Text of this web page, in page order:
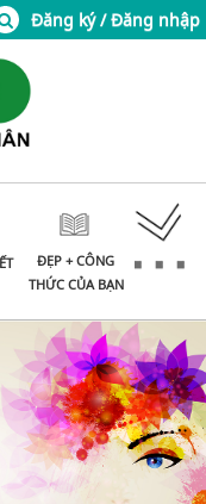
Đăng ký / Đăng nhập
ĐẸP + CÔNG
THỨC CỦA BẠN